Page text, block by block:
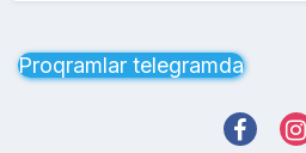
Proqramlar telegramda